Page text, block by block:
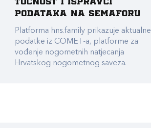
točnost i ispravci
podataka na Semaforu
Platforma hns.family prikazuje aktualne
podatke iz COMET-a, platforme za
vođenje nogometnih natjecanja
Hrvatskog nogometnog saveza.